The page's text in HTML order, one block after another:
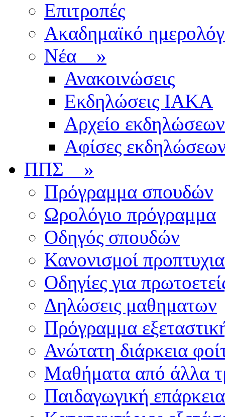
Επιτροπές
Ακαδημαϊκό
Νέα »
Ανακοινώσεις
Εκδηλώσεις ΙΑΚΑ
Αρχείο εκδηλώσεων
Αφίσες
ΠΠΣ »
Πρόγραμμα σπουδών
Ωρολόγιο πρόγραμμα
Οδηγός σπουδών
Κανονισμοί
Οδηγίες για
Δηλώσεις μαθηματων
Πρόγραμμα
Ανώτατη διάρκεια
Μαθήματα από άλλα
Παιδαγωγική επάρκεια